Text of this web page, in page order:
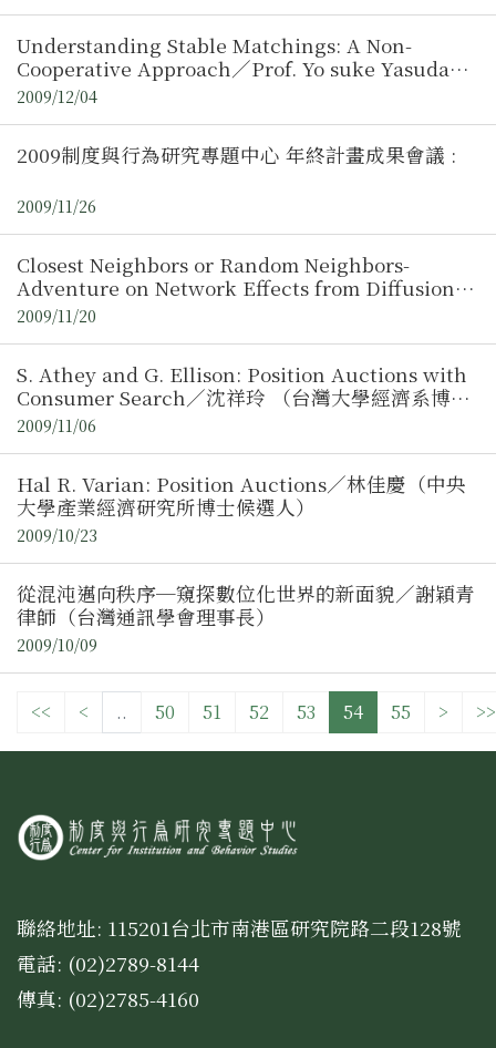
Understanding Stable Matchings: A Non-
Cooperative Approach／Prof. Yo suke Yasuda
(National Graduate Institute for Policy Studies)
2009/12/04
2009制度與行為研究專題中心 年終計畫成果會議 :
2009/11/26
Closest Neighbors or Random Neighbors-
Adventure on Network Effects from Diffusion
Process／褚志鵬、潘金谷
2009/11/20
S. Athey and G. Ellison: Position Auctions with
Consumer Search／沈祥玲 （台灣大學經濟系博士
候選人）
2009/11/06
Hal R. Varian: Position Auctions／林佳慶（中央
大學產業經濟研究所博士候選人）
2009/10/23
從混沌邁向秩序─窺探數位化世界的新面貌／謝穎青
律師（台灣通訊學會理事長）
2009/10/09
<< < .. 50 51 52 53 54 55 > >>
聯絡地址: 115201台北市南港區研究院路二段128號
電話: (02)2789-8144
傳真: (02)2785-4160